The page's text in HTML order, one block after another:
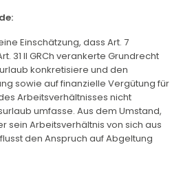
Einschätzung, dass Art. 7
31 II GRCh verankerte Grundrecht
konkretisiere und den
sowie auf finanzielle Vergütung für
Arbeitsverhältnisses nicht
umfasse. Aus dem Umstand,
sein Arbeitsverhältnis von sich aus
den Anspruch auf Abgeltung